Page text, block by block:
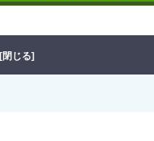
[閉じる]